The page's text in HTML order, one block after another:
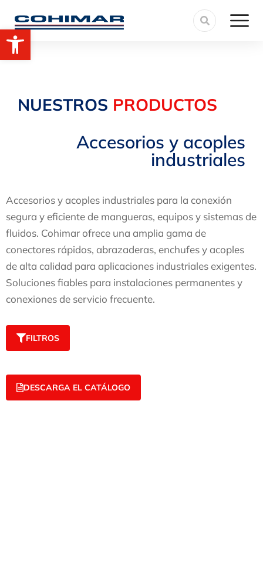
NUESTROS PRODUCTOS
Accesorios y acoples
industriales
Accesorios y acoples industriales para la conexión
segura y eficiente de mangueras, equipos y sistemas de
fluidos. Cohimar ofrece una amplia gama de
conectores rápidos, abrazaderas, enchufes y acoples
de alta calidad para aplicaciones industriales exigentes.
Soluciones fiables para instalaciones permanentes y
conexiones de servicio frecuente.
FILTROS
DESCARGA EL CATÁLOGO
Abrir barra de herramientas